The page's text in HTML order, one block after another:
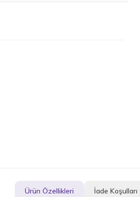
Ürün Özellikleri İade Koşulları